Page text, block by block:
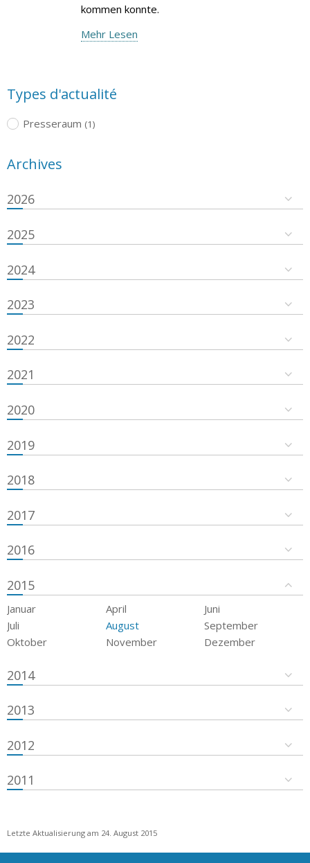
kommen konnte.
Mehr Lesen
Types d'actualité
Presseraum (1)
Archives
2026
2025
2024
2023
2022
2021
2020
2019
2018
2017
2016
2015
Januar April
Juni
Juli
August
September
Oktober
November Dezember
2014
2013
2012
2011
Letzte Aktualisierung am 24. August 2015